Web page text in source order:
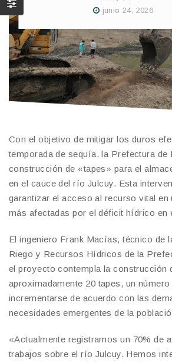
junio 24, 2026
Con el objetivo de mitigar los duros
temporada de sequía, la Prefectura de
construcción de «tapes» para el
en el cauce del río Julcuy. Esta
garantizar el acceso al recurso vital en
más afectadas por el déficit hídrico en
El ingeniero Frank Macías, técnico de
Riego y Recursos Hídricos de la
el proyecto contempla la construcción
aproximadamente 20 tapes, un
incrementarse de acuerdo con las
necesidades emergentes de la
«Actualmente registramos un 70% de
trabajos sobre el río Julcuy. Hemos